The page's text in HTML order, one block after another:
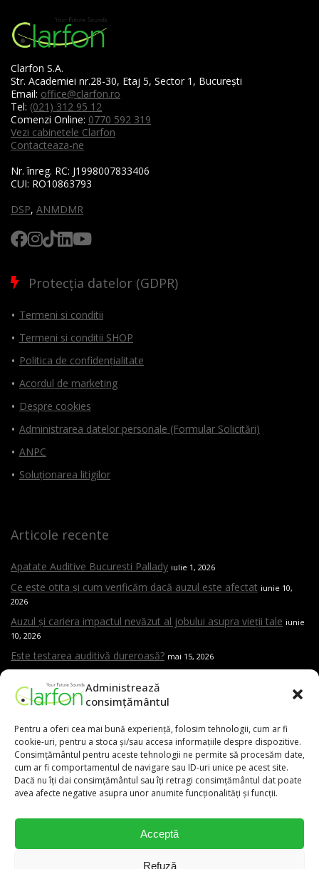
Administrează
consimțământul
Pentru a oferi cea mai bună experiență, folosim tehnologii, cum ar fi
cookie-uri, pentru a stoca și/sau accesa informațiile despre dispozitive.
Consimțământul pentru aceste tehnologii ne permite să procesăm date,
cum ar fi comportamentul de navigare sau ID-uri unice pe acest site.
Dacă nu îți dai consimțământul sau îți retragi consimțământul dat poate
avea afecte negative asupra unor anumite funcționalități și funcții.
Acceptă
Refuză
Clarfon S.A.
Str. Academiei nr.28-30, Etaj 5, Sector 1, București
Email: office@clarfon.ro
Tel: (021) 312 95 12
Comenzi Online: 0770 592 319
Vezi cabinetele Clarfon
Contacteaza-ne
Nr. înreg. RC: J1998007833406
CUI: RO10863793
DSP, ANMDMR
Protecția datelor (GDPR)
Termeni si conditii
Termeni si conditii SHOP
Politica de confidențialitate
Acordul de marketing
Despre cookies
Administrarea datelor personale (Formular Solicitări)
ANPC
Soluționarea litigilor
Articole recente
Apatate Auditive Bucuresti Pallady iulie 1, 2026
Ce este otita și cum verificăm dacă auzul este afectat iunie 10,
2026
Auzul și cariera impactul nevăzut al jobului asupra vieții tale iunie
10, 2026
Este testarea auditivă dureroasă? mai 15, 2026
2026
Cand trebuie sa mergi la ORL
Aparat auditiv versus amplificator – care este diferența și de ce
contează evaluarea profesională mai 15, 2026
031.9111